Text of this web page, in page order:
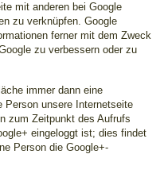
mit anderen bei Google
zu verknüpfen. Google
ferner mit dem Zweck
zu verbessern oder zu
immer dann eine
Person unsere Internetseite
zum Zeitpunkt des Aufrufs
eingeloggt ist; dies findet
Person die Google+-